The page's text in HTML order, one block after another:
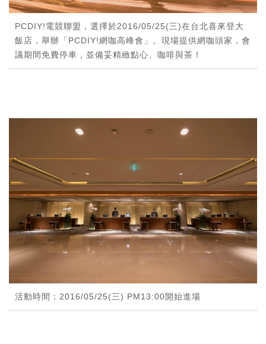
PCDIY!電競聯盟，選擇於2016/05/25(三)在台北喜來登大
飯店，舉辦「PCDIY!網咖高峰會」。現場提供網咖頭家，會
議期間免費停車，並備妥精緻點心、咖啡與茶！
活動時間：2016/05/25(三) PM13:00開始進場